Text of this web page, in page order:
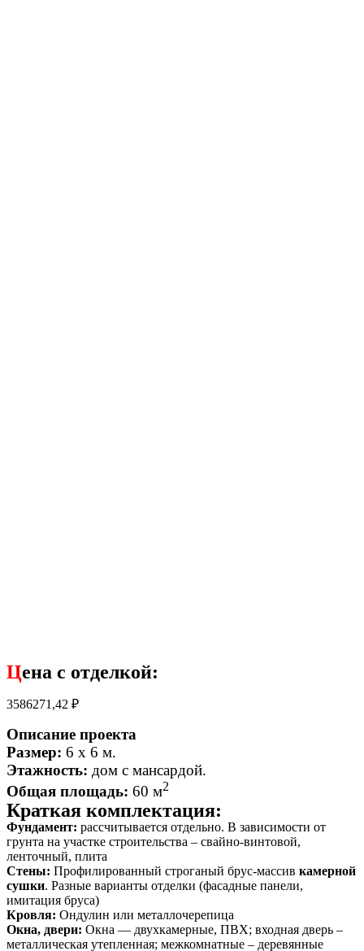
Цена с отделкой:
3586271,42 ₽
Описание проекта
Размер: 6 х 6 м.
Этажность: дом с мансардой.
Общая площадь: 60 м2
Краткая комплектация:
Фундамент: рассчитывается отдельно. В зависимости от
грунта на участке строительства – свайно-винтовой,
ленточный, плита
Стены: Профилированный строганый брус-массив камерной
сушки. Разные варианты отделки (фасадные панели,
имитация бруса)
Кровля: Ондулин или металлочерепица
Окна, двери: Окна — двухкамерные, ПВХ; входная дверь –
металлическая утепленная; межкомнатные – деревянные